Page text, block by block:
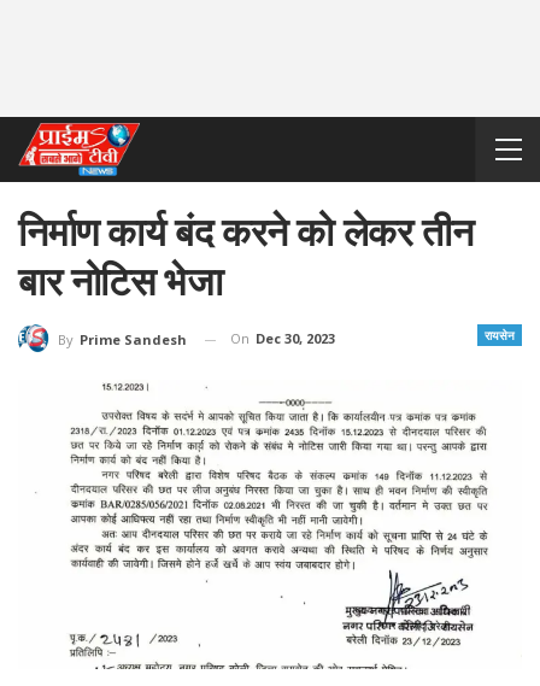
निर्माण कार्य बंद करने को लेकर तीन
बार नोटिस भेजा
रायसेन
By Prime Sandesh On Dec 30, 2023